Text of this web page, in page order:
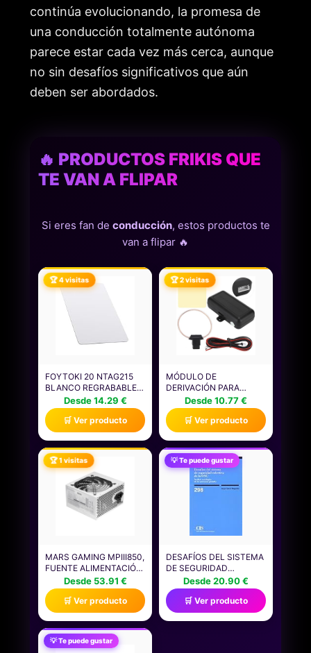
continúa evolucionando, la promesa de
una conducción totalmente autónoma
parece estar cada vez más cerca, aunque
no sin desafíos significativos que aún
deben ser abordados.
🔥 PRODUCTOS FRIKIS QUE
TE VAN A FLIPAR
Si eres fan de conducción, estos productos te
van a flipar 🔥
🏆 4 visitas
FOYTOKI 20 NTAG215
BLANCO REGRABABLES
PARA SMARTPHONE,
COMPATIBLES
SISTEMAS DE ACCESO
INTELIGENTE Y
AUTOMATIZACIÓN,
TARJETAS NFC
GRABABLES PARA
CONTROL DE
SEGURIDAD Y
LOGÍSTICA
Desde 14.29 €
🛒 Ver producto
🏆 2 visitas
MÓDULO DE
DERIVACIÓN PARA
SISTEMAS DE ALARMA
DE ARRANQUE REMOTO
DISPOSITIVOS DE
SEGURIDAD
AUTOMOTRIZ
INMOVILIZADOR DE
AUTOMÓVIL MÓDULO
DE DERIVACIÓN
LIBERACIÓN DE LLAVE
Desde 10.77 €
🛒 Ver producto
🏆 1 visitas
MARS GAMING MPIII850,
FUENTE ALIMENTACIÓN
ATX 850W, 5 AÑOS DE
SEGURIDAD, 85%
EFICIENCIA, SISTEMA
DIGITAL APFC,
VENTILADOR FDB
120MM AI-RPM,
TECNOLOGÍAS DC-DC Y
Desde 53.91 €
🛒 Ver producto
💡 Te puede gustar
DESAFÍOS DEL SISTEMA
DE SEGURIDAD
COLECTIVA DE LA ONU:
ANÁLISIS SOCIOLÓGICO
DE LAS AMENAZAS
GLOBALES: 557
(MONOGRAFÍAS)
Desde 20.90 €
🛒 Ver producto
💡 Te puede gustar